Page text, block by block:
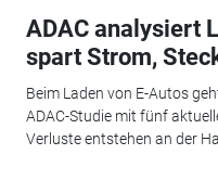
ADAC analysiert
spart Strom,
Beim Laden von E-Autos
ADAC-Studie mit fünf
Verluste entstehen an der